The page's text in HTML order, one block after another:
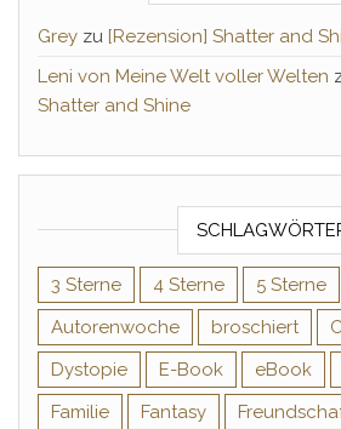
Grey zu [Rezension] Shatter and
Leni von Meine Welt voller Welten
Shatter and Shine
3 Sterne 4 Sterne 5 Sterne
Autorenwoche
broschiert
Dystopie
E-Book eBook
Familie
Fantasy